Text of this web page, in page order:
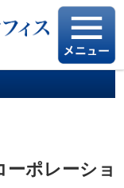
ポレーショ